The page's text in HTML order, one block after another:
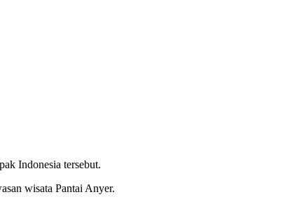
Indonesia tersebut.
wisata Pantai Anyer.